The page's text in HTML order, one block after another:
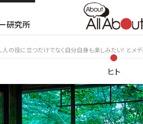
研究所
の役に立つだけでなく自分自身も楽しみたい！ とメデ
ヒト